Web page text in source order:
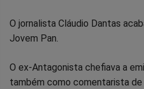
Compartilhar
Facebook
Compartilhar
WhatsappTwitter
O jornalista Cláudio Dantas
Jovem Pan.
O ex-Antagonista chefiava a
também como comentarista de